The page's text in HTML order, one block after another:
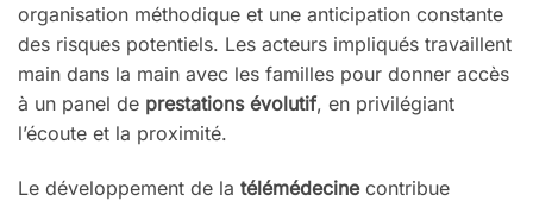
organisation méthodique et une anticipation constante
des risques potentiels. Les acteurs impliqués travaillent
main dans la main avec les familles pour donner accès
à un panel de prestations évolutif, en privilégiant
l’écoute et la proximité.
Le développement de la télémédecinecontribue